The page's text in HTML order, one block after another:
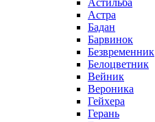
Астильба
Астра
Бадан
Барвинок
Безвременник
Белоцветник
Вейник
Вероника
Гейхера
Герань